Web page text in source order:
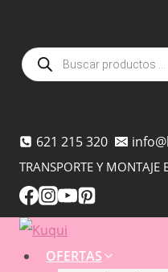
contenido
Búsqueda
de
productos
621 215 320
TRANSPORTE Y
OFERTAS